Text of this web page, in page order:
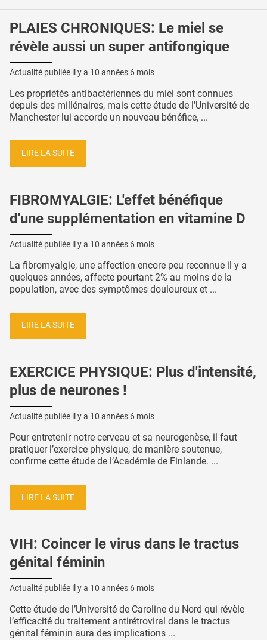
PLAIES CHRONIQUES: Le miel se
révèle aussi un super antifongique
Actualité publiée il y a 10 années 6 mois
Les propriétés antibactériennes du miel sont connues
depuis des millénaires, mais cette étude de l'Université de
Manchester lui accorde un nouveau bénéfice, ...
LIRE LA SUITE
FIBROMYALGIE: L'effet bénéfique
d'une supplémentation en vitamine D
Actualité publiée il y a 10 années 6 mois
La fibromyalgie, une affection encore peu reconnue il y a
quelques années, affecte pourtant 2% au moins de la
population, avec des symptômes douloureux et ...
LIRE LA SUITE
EXERCICE PHYSIQUE: Plus d'intensité,
plus de neurones !
Actualité publiée il y a 10 années 6 mois
Pour entretenir notre cerveau et sa neurogenèse, il faut
pratiquer l’exercice physique, de manière soutenue,
confirme cette étude de l’Académie de Finlande. ...
LIRE LA SUITE
VIH: Coincer le virus dans le tractus
génital féminin
Actualité publiée il y a 10 années 6 mois
Cette étude de l’Université de Caroline du Nord qui révèle
l’efficacité du traitement antirétroviral dans le tractus
génital féminin aura des implications ...